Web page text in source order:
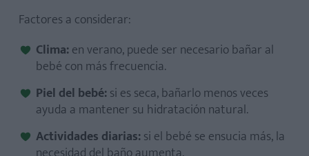
Factores a considerar:
Clima:en verano, puede ser necesario bañar al
bebé con más frecuencia.
Piel del bebé:si es seca, bañarlo menos veces
ayuda a mantener su hidratación natural.
Actividades diarias:si el bebé se ensucia más, la